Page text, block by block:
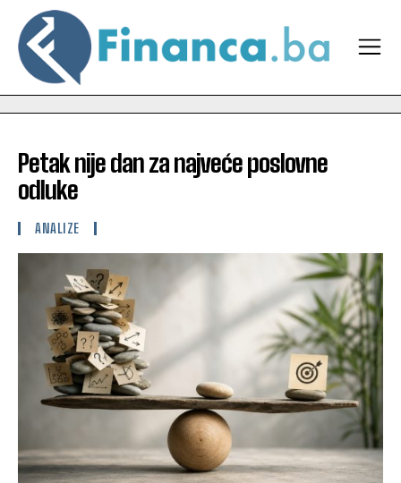
Petak nije dan za najveće poslovne
odluke
ANALIZE